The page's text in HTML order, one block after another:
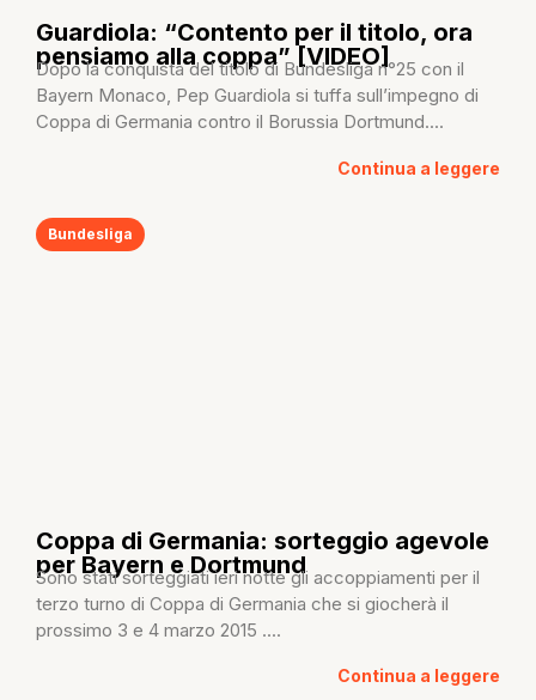
Guardiola: “Contento per il titolo, ora
pensiamo alla coppa” [VIDEO]
Dopo la conquista del titolo di Bundesliga n°25 con il
Bayern Monaco, Pep Guardiola si tuffa sull’impegno di
Coppa di Germania contro il Borussia Dortmund....
Continua a leggere
Bundesliga
Coppa di Germania: sorteggio agevole
per Bayern e Dortmund
Sono stati sorteggiati ieri notte gli accoppiamenti per il
terzo turno di Coppa di Germania che si giocherà il
prossimo 3 e 4 marzo 2015 ....
Continua a leggere